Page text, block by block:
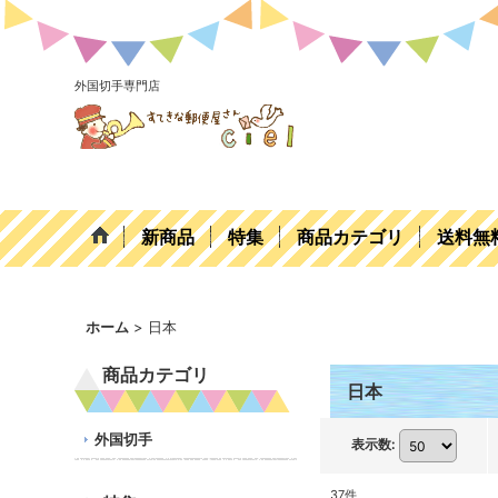
外国切手専門店
新商品 特集 商品カテゴリ 送料無
ホーム > 日本
商品カテゴリ
外国切手
日本
表示数:
37件